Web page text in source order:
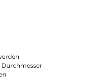
Durchmesser